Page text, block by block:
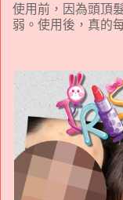
使用前，因為頭頂
弱。使用後，真的